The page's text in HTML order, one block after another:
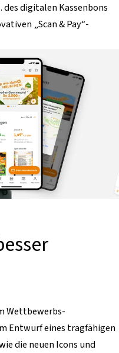
digitalen Kassenbons
„Scan & Pay“-
Wettbewerbs-
Entwurf eines tragfähigen
die neuen Icons und